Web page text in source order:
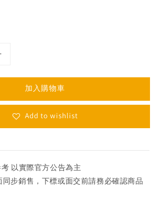
加入購物車
Add to wishlist
以實際官方公告為主
步銷售，下標或面交前請務必確認商品